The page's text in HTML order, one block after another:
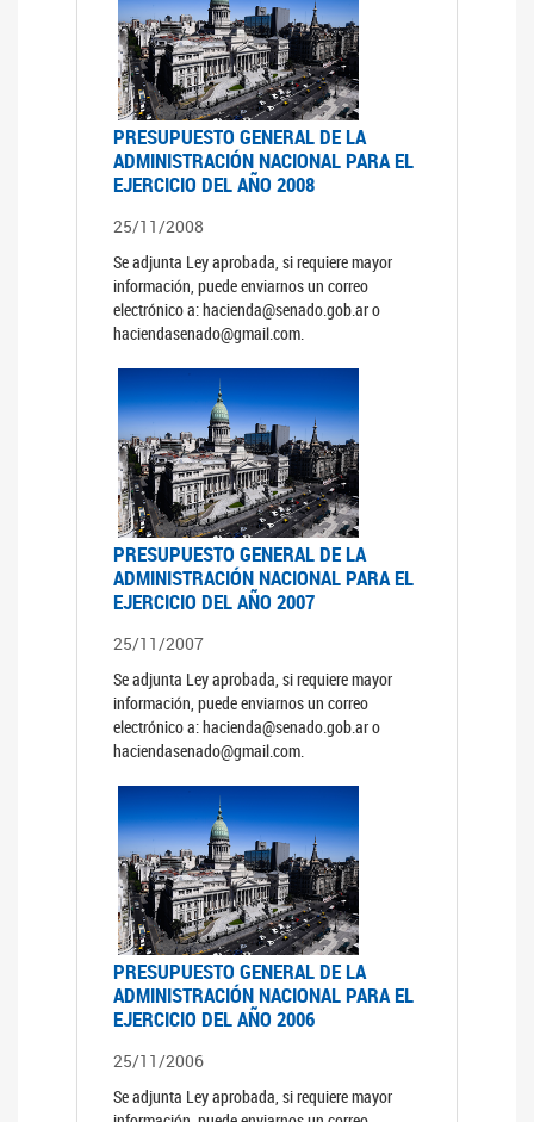
PRESUPUESTO GENERAL DE LA
ADMINISTRACIÓN NACIONAL PARA EL
EJERCICIO DEL AÑO 2008
25/11/2008
Se adjunta Ley aprobada, si requiere mayor
información, puede enviarnos un correo
electrónico a: hacienda@senado.gob.ar o
haciendasenado@gmail.com.
PRESUPUESTO GENERAL DE LA
ADMINISTRACIÓN NACIONAL PARA EL
EJERCICIO DEL AÑO 2007
25/11/2007
Se adjunta Ley aprobada, si requiere mayor
información, puede enviarnos un correo
electrónico a: hacienda@senado.gob.ar o
haciendasenado@gmail.com.
PRESUPUESTO GENERAL DE LA
ADMINISTRACIÓN NACIONAL PARA EL
EJERCICIO DEL AÑO 2006
25/11/2006
Se adjunta Ley aprobada, si requiere mayor